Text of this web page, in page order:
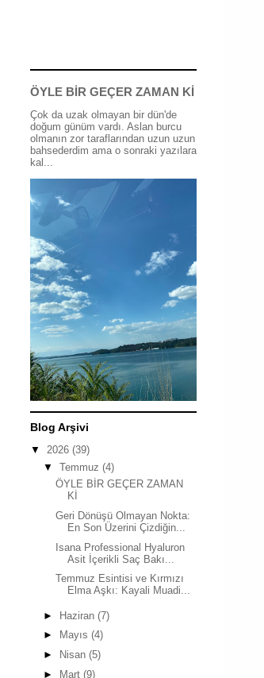
ÖYLE BİR GEÇER ZAMAN Kİ
Çok da uzak olmayan bir dün'de
doğum günüm vardı. Aslan burcu
olmanın zor taraflarından uzun uzun
bahsederdim ama o sonraki yazılara
kal...
Blog Arşivi
▼ 2026 (39)
▼ Temmuz (4)
ÖYLE BİR GEÇER ZAMAN
Kİ
Geri Dönüşü Olmayan Nokta:
En Son Üzerini Çizdiğin...
Isana Professional Hyaluron
Asit İçerikli Saç Bakı...
Temmuz Esintisi ve Kırmızı
Elma Aşkı: Kayali Muadi...
► Haziran (7)
►
Mayıs (4)
►
Nisan (5)
►
Mart (9)